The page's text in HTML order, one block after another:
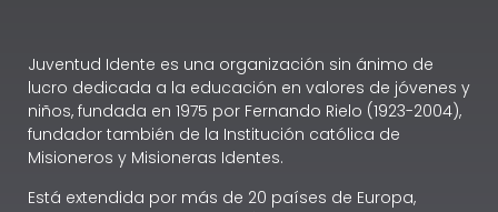
Juventud Idente es una organización sin ánimo de
lucro dedicada a la educación en valores de jóvenes y
niños, fundada en 1975 por Fernando Rielo (1923-2004),
fundador también de la Institución católica de
Misioneros y Misioneras Identes.
Está extendida por más de 20 países de Europa,